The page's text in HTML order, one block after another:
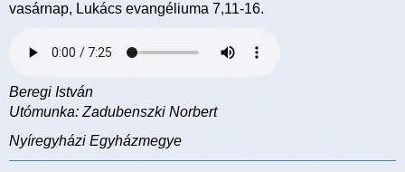
vasárnap, Lukács evangéliuma 7,11-16.
Beregi István
Utómunka: Zadubenszki Norbert
Nyíregyházi Egyházmegye